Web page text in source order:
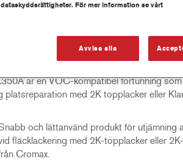
AK350A Fade-
är en VOC-kompatibel förtunning
platsreparation med 2K topplacker eller
och lättanvänd produkt för utjämning
fläcklackering med 2K-topplacker eller
Cromax.
För mer information se vårt
Avvisa alla